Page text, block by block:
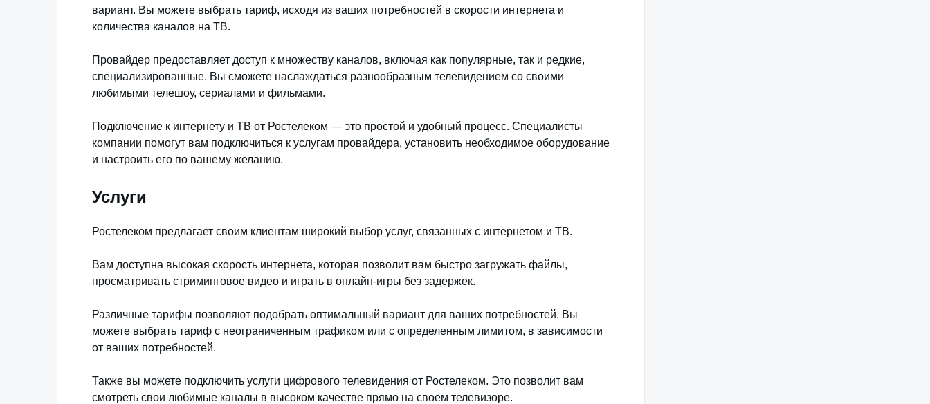
вариант. Вы можете выбрать тариф, исходя из ваших потребностей в скорости интернета и
количества каналов на ТВ.
Провайдер предоставляет доступ к множеству каналов, включая как популярные, так и редкие,
специализированные. Вы сможете наслаждаться разнообразным телевидением со своими
любимыми телешоу, сериалами и фильмами.
Подключение к интернету и ТВ от Ростелеком — это простой и удобный процесс. Специалисты
компании помогут вам подключиться к услугам провайдера, установить необходимое оборудование
и настроить его по вашему желанию.
Услуги
Ростелеком предлагает своим клиентам широкий выбор услуг, связанных с интернетом и ТВ.
Вам доступна высокая скорость интернета, которая позволит вам быстро загружать файлы,
просматривать стриминговое видео и играть в онлайн-игры без задержек.
Различные тарифы позволяют подобрать оптимальный вариант для ваших потребностей. Вы
можете выбрать тариф с неограниченным трафиком или с определенным лимитом, в зависимости
от ваших потребностей.
Также вы можете подключить услуги цифрового телевидения от Ростелеком. Это позволит вам
смотреть свои любимые каналы в высоком качестве прямо на своем телевизоре.